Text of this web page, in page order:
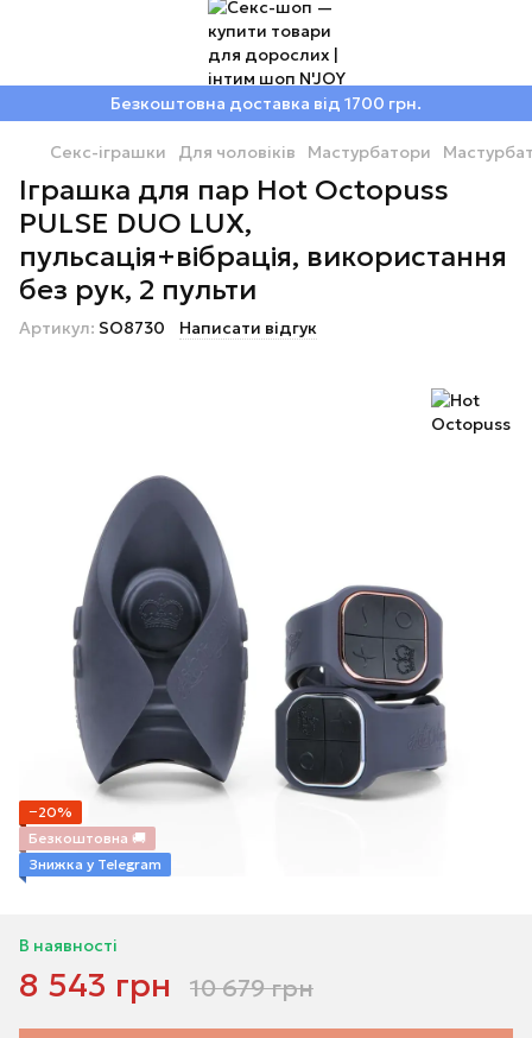
Безкоштовна доставка від 1700 грн.
Секс-іграшки Для чоловіків Мастурбатори
Іграшка для пар Hot Octopuss
PULSE DUO LUX,
пульсація+вібрація, використання
без рук, 2 пульти
Артикул: SO8730 Написати відгук
−20%
Безкоштовна 🚚
Знижка у Telegram
В наявності
8 543 грн 10 679 грн